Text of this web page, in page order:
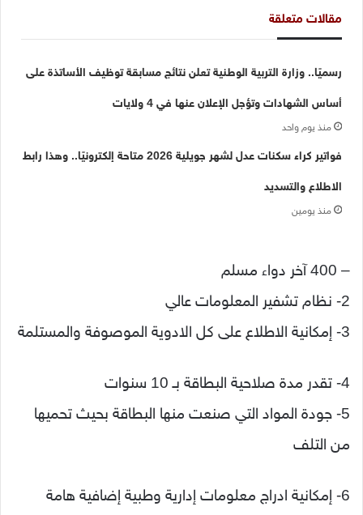
مقالات متعلقة
رسميًا.. وزارة التربية الوطنية تعلن نتائج مسابقة توظيف الأساتذة على
أساس الشهادات وتؤجل الإعلان عنها في 4 ولايات
منذ يوم واحد
فواتير كراء سكنات عدل لشهر جويلية 2026 متاحة إلكترونيًا.. وهذا رابط
الاطلاع والتسديد
منذ يومين
– 400 آخر دواء مسلم
2- نظام تشفير المعلومات عالي
3- إمكانية الاطلاع على كل الادوية الموصوفة والمستلمة
4- تقدر مدة صلاحية البطاقة بـ 10 سنوات
5- جودة المواد التي صنعت منها البطاقة بحيث تحميها
من التلف
6- إمكانية ادراج معلومات إدارية وطبية إضافية هامة